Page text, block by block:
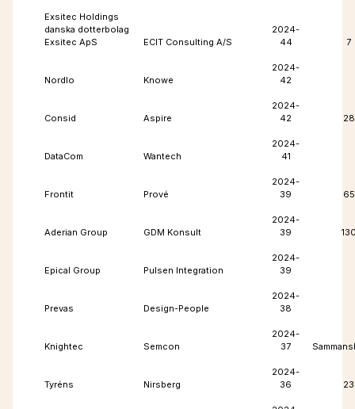
Exsitec Holdings
danska dotterbolag
Exsitec ApS
ECIT Consulting A/S
2024-
44
7
Nordlo Knowe
2024-
42
Consid Aspire
2024-
42
28
DataCom Wantech
2024-
41
Frontit Prové
2024-
39
65
Aderian Group GDM Konsult
2024-
39
Epical Group Pulsen Integration
2024-
39
Prevas Design-People
2024-
38
Knightec Semcon
2024-
37
Tyréns Nirsberg
2024-
36
23